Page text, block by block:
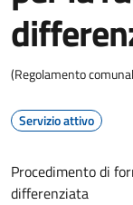
(Regolamento
Servizio attivo
Procedimento di
differenziata